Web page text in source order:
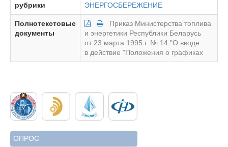
рубрики
ЭНЕРГОСБЕРЕЖЕНИЕ
Полнотекстовые
документы
Приказ Министерства топлива
и энергетики Республики Беларусь
от 23 марта 1995 г. № 14 "О вводе
в действие "Положения о графиках
ОПРОС